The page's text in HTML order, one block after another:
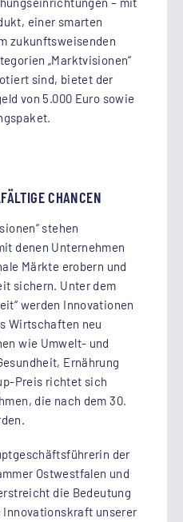
einer smarten
zukunftsweisenden
„Marktvisionen“
sind, bietet der
von 5.000 Euro sowie
CHANCEN
stehen
denen Unternehmen
Märkte erobern und
sichern. Unter dem
werden Innovationen
Wirtschaften neu
wie Umwelt- und
Ernährung
Preis richtet sich
die nach dem 30.
der
Ostwestfalen und
die Bedeutung
Innovationskraft unserer